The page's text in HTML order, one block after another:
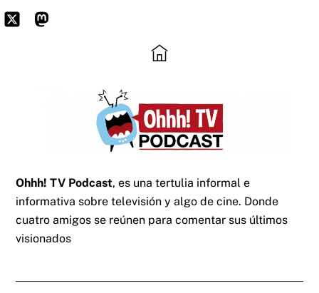
Skip
to
Icon
Mastodon
Ohhh! TV Podcast, es una tertulia informal e
informativa sobre televisión y algo de cine. Donde
cuatro amigos se reúnen para comentar sus últimos
visionados